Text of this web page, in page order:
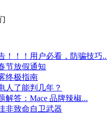
！！！用户必看，防骗技巧
节放假通知
终极指南
人了能判几年？
解答：Mace 品牌辣椒...
非致命自卫武器